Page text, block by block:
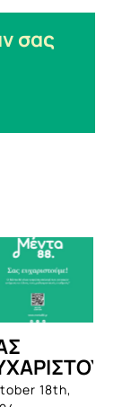
σας
18th,